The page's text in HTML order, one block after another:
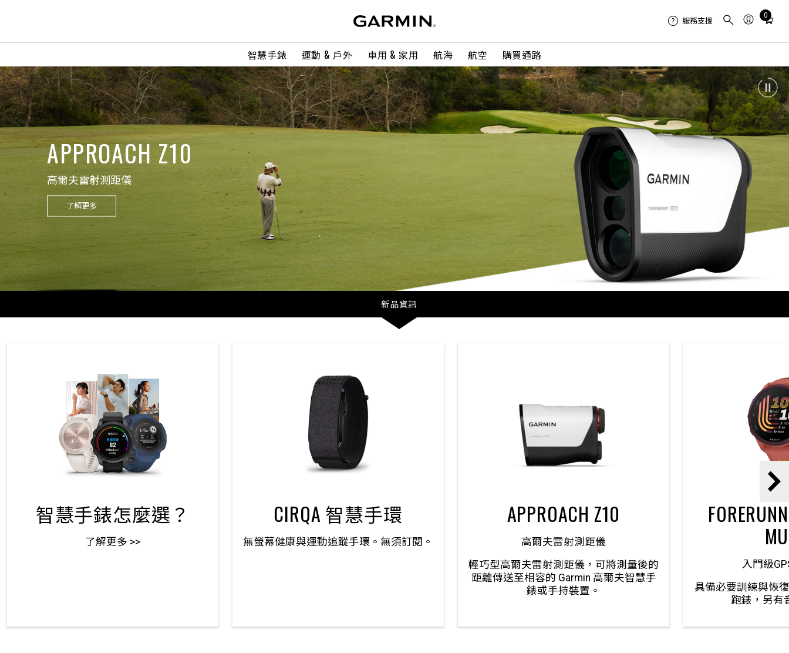
智慧手錶 運動 & 戶外 車用 & 家用 航海 航空 購買通路
服務支援
0
Total
in
0
GARMIN RUN
MARATHON SERIES
2026/11/29(日)
臺北市大佳河濱公園廣場
了解更多
新品資訊
智慧手錶怎麼選？
了解更多 >>
CIRQA 智慧手環
無螢幕健康與運動追蹤手環。無須訂閱。
APPROACH Z10
高爾夫雷射測距儀
輕巧型高爾夫雷射測距儀，可將測量後的
距離傳送至相容的 Garmin 高爾夫智慧手
錶或手持裝置。
入門級
具備必要訓練與恢
跑錶，另有
下
頁